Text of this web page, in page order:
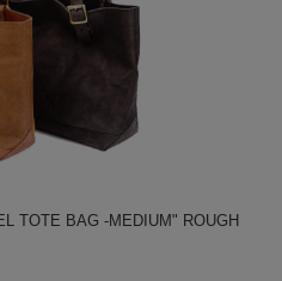
TOTE BAG -MEDIUM" ROUGH